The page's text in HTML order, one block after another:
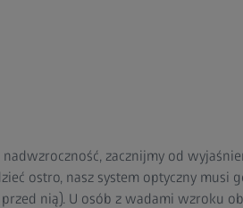
zacznijmy od
ostro, nasz system optyczny musi
nią). U osób z wadami wzroku